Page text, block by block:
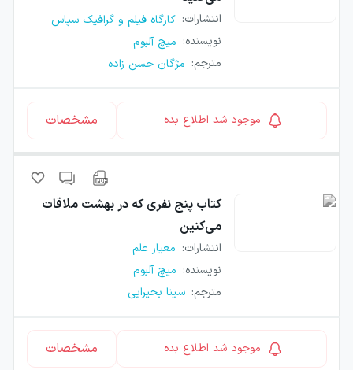
انتشارات: کارگاه فیلم و گرافیک سپاس
نویسنده: میچ آلبوم
مترجم: مژگان حسن زاده
موجود شد اطلاع بده مشخصات
کتاب پنج نفری که در بهشت ملاقات
می‌کنین
انتشارات: معیار علم
نویسنده: میچ آلبوم
مترجم: سینا بحیرایی
موجود شد اطلاع بده مشخصات